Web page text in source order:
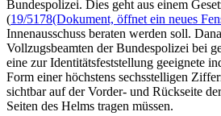
Bundespolizei. Dies geht aus einem
(19/5178(Dokument, öffnet ein neues
Innenausschuss beraten werden soll.
Vollzugsbeamten der Bundespolizei bei
eine zur Identitätsfeststellung geeignete
Form einer höchstens sechsstelligen
sichtbar auf der Vorder- und Rückseite
Seiten des Helms tragen müssen.